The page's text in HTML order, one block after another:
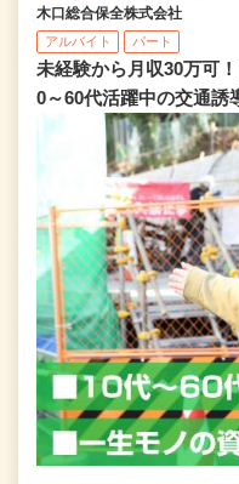
木口総合保全株式会社
アルバイト パート
未経験から月収30万可
0～60代活躍中の交通誘